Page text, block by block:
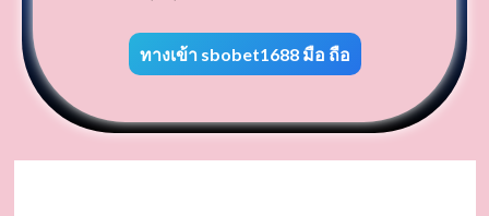
ทางเข้า sbobet1688 มือ ถือ